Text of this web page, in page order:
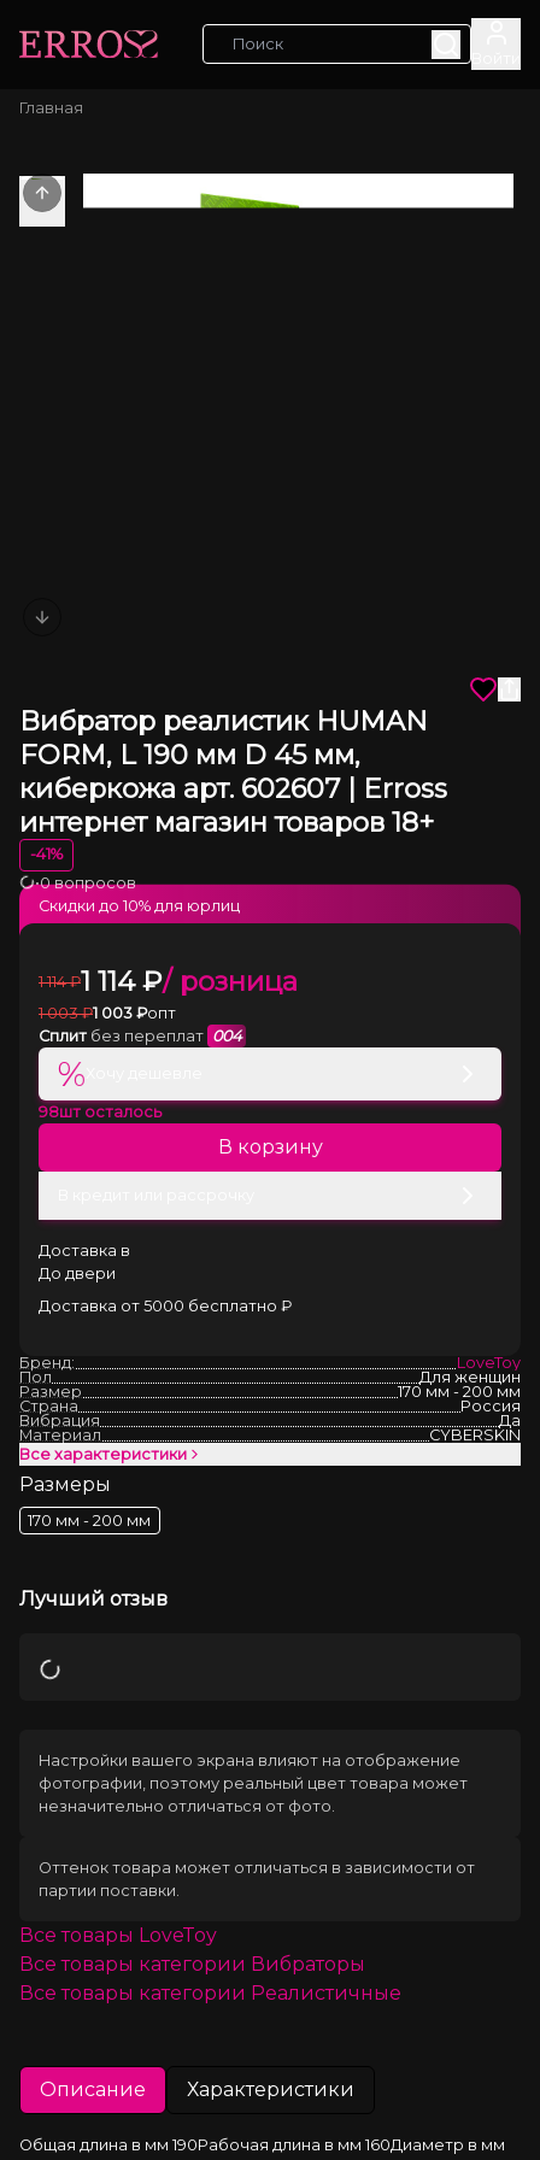
Главная
Previous slide
Вибратор реалистик HUMAN
FORM, L 190 мм D 45 мм,
киберкожа арт. 602607 | Erross
интернет магазин товаров 18+
-41%
Загрузка
•0 вопросов
1 114 ₽1 114₽/ розница
1 003 ₽1 003 ₽опт
Сплит без переплат 004
%
98шт осталось
В корзину
Доставка в
До двери
Доставка от 5000 бесплатно ₽
Скидки до 10% для юрлиц
Бренд:
LoveToy
Пол
Для женщин
Размер
170 мм - 200 мм
Страна
Россия
Вибрация
Да
Материал
CYBERSKIN
Все характеристики
Размеры
170 мм - 200 мм
Лучший отзыв
Загрузка
Настройки вашего экрана влияют на отображение
фотографии, поэтому реальный цвет товара может
незначительно отличаться от фото.
Оттенок товара может отличаться в зависимости от
партии поставки.
Все товары LoveToy
Все товары категории Вибраторы
Все товары категории Реалистичные
Описание Характеристики
Общая длина в мм 190Рабочая длина в мм 160Диаметр в мм